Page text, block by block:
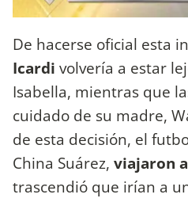
De hacerse oficial esta
Icardi volvería a estar
Isabella, mientras que
cuidado de su madre,
de esta decisión, el
China Suárez, viajaron
trascendió que irían a